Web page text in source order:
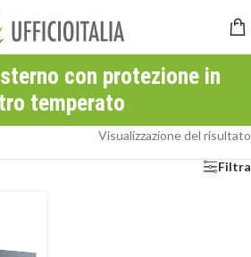
con protezione in
temperato
Visualizzazione del risultato
Filtra